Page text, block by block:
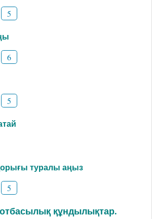
5
6
5
туралы аңыз
5
құндылықтар.